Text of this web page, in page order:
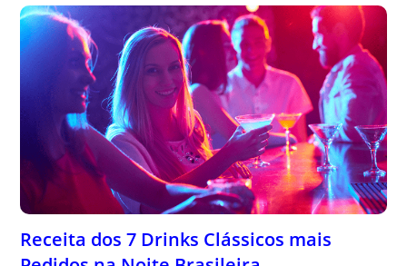
Receita dos 7 Drinks Clássicos mais